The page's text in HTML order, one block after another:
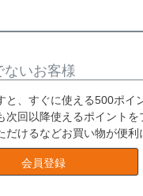
ないお客様
、すぐに使える500ポイ
回以降使えるポイントを
けるなどお買い物が便利
会員登録